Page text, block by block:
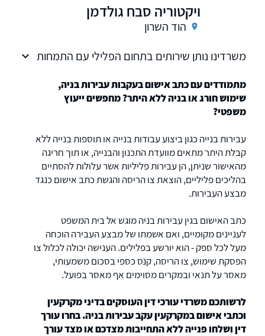
ויקטוריה סבח גולדמן
הוד השרון
משרדינו נותן שירותים בתחום הפלילי עם התמחות
מתמודדים עם כתב אישום בעקבות עבירות בניה,
שימוש חורג או בניה ללא היתר? מחפשים ייעוץ
משפטי?
עבירות בנייה כגון ביצוע עבודות בנייה או תוספות בנייה ללא
קבלת היתר מתאים מוועדת התכנון והבנייה, או תוך חריגה
מהאישור שניתן, הן עבירות פליליות אשר עלולות להסתיים
בהליכים פליליים, הוצאת צו הריסה והגשת כתב אישום כנגד
מבצע העבירות.
כתב האישום בגין עבירות בניה מוגש אל בית המשפט
לעניינים מקומיים, ואם אשמתו של מבצע העבירה הוכחה
מעל לכל ספק - הוא יורשע בפלילים. הענישה יכולה לכלול צו
הפסקת שימוש, צו הריסה, קנס כספי בסכום משמעותי,
מאסר על תנאי ובמקרים מסוימים אף מאסר בפועל.
לרשותכם משרדי עורכי דין העוסקים בדיני מקרקעין
וכתבי אישום במקרקעין עקב עבירות בניה. בחרו עורך
דין ושלחו פנייה ללא התחייבות מצדכם או מצד עורך